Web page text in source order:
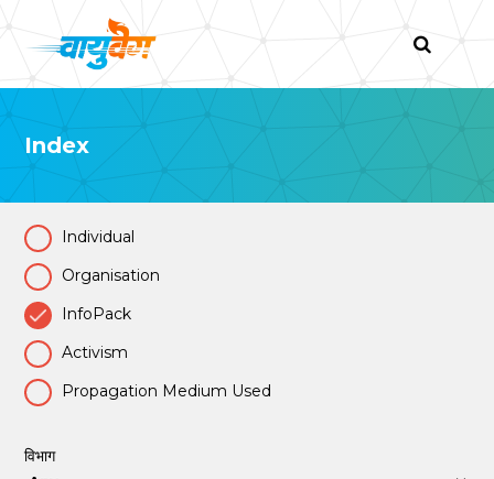
Index
Individual
Organisation
InfoPack
Activism
Propagation Medium Used
विभाग